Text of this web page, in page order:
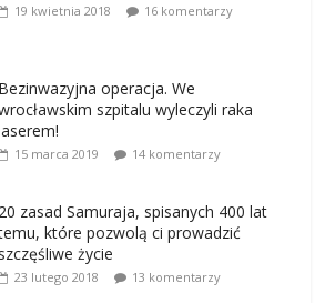
19 kwietnia 2018 16 komentarzy
Bezinwazyjna operacja. We
szpitalu wyleczyli raka
15 marca 2019 14 komentarzy
20 zasad Samuraja, spisanych 400 lat
które pozwolą ci prowadzić
szczęśliwe życie
23 lutego 2018 13 komentarzy